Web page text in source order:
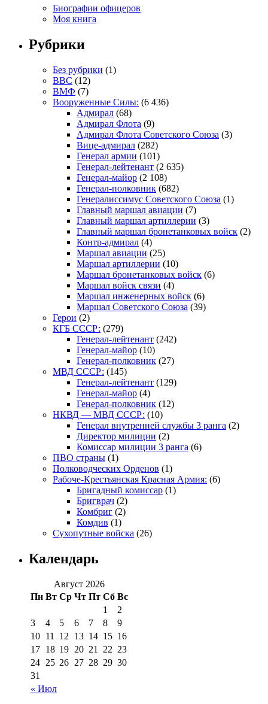
Биографии офицеров
Моя книга
Рубрики
Без рубрики (1)
ВВС (12)
ВМФ (7)
Вооруженные Силы: (6 436)
Адмирал (68)
Адмирал Флота (9)
Адмирал Флота Советского Союза (3)
Вице-адмирал (282)
Генерал армии (101)
Генерал-лейтенант (2 635)
Генерал-майор (2 108)
Генерал-полковник (682)
Генералиссимус Советского Союза (1)
Главный маршал авиации (7)
Главный маршал артиллерии (3)
Главный маршал бронетанковых войск (2)
Контр-адмирал (4)
Маршал авиации (25)
Маршал артиллерии (10)
Маршал бронетанковых войск (6)
Маршал войск связи (4)
Маршал инженерных войск (6)
Маршал Советского Союза (39)
Герои (2)
КГБ СССР: (279)
Генерал-лейтенант (242)
Генерал-майор (10)
Генерал-полковник (27)
МВД СССР: (145)
Генерал-лейтенант (129)
Генерал-майор (4)
Генерал-полковник (12)
НКВД — МВД СССР: (10)
Генерал внутренней службы 3 ранга (2)
Директор милиции (2)
Комиссар милиции 3 ранга (6)
ПВО страны (1)
Полководческих Орденов (1)
Рабоче-Крестьянская Красная Армия: (6)
Бригадный комиссар (1)
Бригврач (2)
Комбриг (2)
Комдив (1)
Сухопутные войска (26)
Календарь
Август 2026
Пн Вт Ср Чт Пт Сб Вс
« Июл
1
2
3
4 5 6 7 8
9
10 11 12 13 14 15 16
17 18 19 20 21 22 23
24 25 26 27 28 29 30
31